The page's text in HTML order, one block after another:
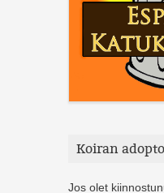
Koiran
Jos olet